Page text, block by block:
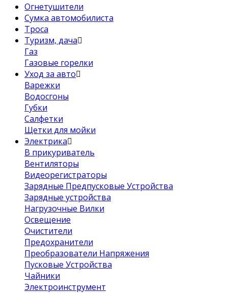
Огнетушители
Сумка автомобилиста
Троса
Туризм, дача
Газ
Газовые горелки
Уход за авто
Варежки
Водосгоны
Губки
Салфетки
Щетки для мойки
Электрика
В прикуриватель
Вентиляторы
Видеорегистраторы
Зарядные Предпусковые Устройства
Зарядные устройства
Нагрузочные Вилки
Освещение
Очистители
Предохранители
Преобразователи Напряжения
Пусковые Устройства
Чайники
Электроинструмент